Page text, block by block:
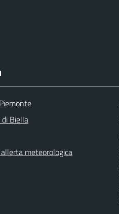
Biella
meteorologica